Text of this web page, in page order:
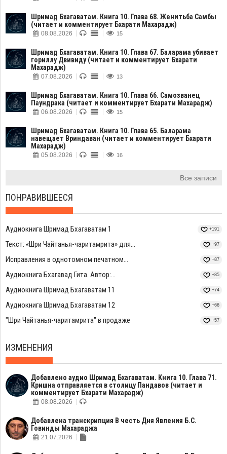
Шримад Бхагаватам. Книга 10. Глава 68. Женитьба Самбы
(читает и комментирует Бхарати Махарадж)
08.08.2026 15
Шримад Бхагаватам. Книга 10. Глава 67. Баларама убивает
гориллу Двивиду (читает и комментирует Бхарати
Махарадж)
07.08.2026 13
Шримад Бхагаватам. Книга 10. Глава 66. Самозванец
Паундрака (читает и комментирует Бхарати Махарадж)
06.08.2026 15
Шримад Бхагаватам. Книга 10. Глава 65. Баларама
навещает Вриндаван (читает и комментирует Бхарати
Махарадж)
05.08.2026 16
Все записи
ПОНРАВИВШЕЕСЯ
Аудиокнига Шримад Бхагаватам 1 +191
Текст: «Шри Чайтанья-чаритамрита» для... +97
Исправления в однотомном печатном... +87
Аудиокнига Бхагавад Гита. Автор:... +85
Аудиокнига Шримад Бхагаватам 11 +74
Аудиокнига Шримад Бхагаватам 12 +66
"Шри Чайтанья-чаритамрита" в продаже +57
ИЗМЕНЕНИЯ
Добавлено аудио Шримад Бхагаватам. Книга 10. Глава 71.
Кришна отправляется в столицу Пандавов (читает и
комментирует Бхарати Махарадж)
08.08.2026
Добавлена транскрипция В честь Дня Явления Б.С.
Говинды Махараджа
21.07.2026